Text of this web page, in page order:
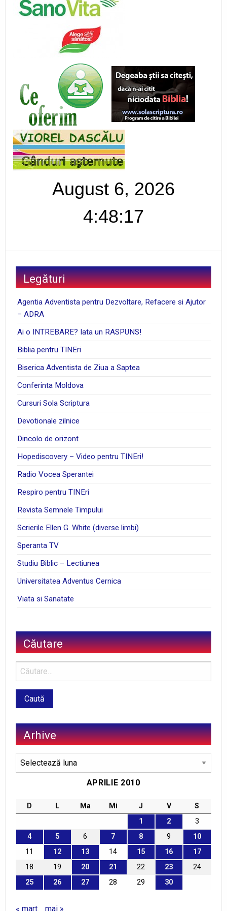
August 6, 2026
4:48:18
Legături
Agentia Adventista pentru Dezvoltare, Refacere si Ajutor
– ADRA
Ai o INTREBARE? Iata un RASPUNS!
Biblia pentru TINEri
Biserica Adventista de Ziua a Saptea
Conferinta Moldova
Cursuri Sola Scriptura
Devotionale zilnice
Dincolo de orizont
Hopediscovery – Video pentru TINEri!
Radio Vocea Sperantei
Respiro pentru TINEri
Revista Semnele Timpului
Scrierile Ellen G. White (diverse limbi)
Speranta TV
Studiu Biblic – Lectiunea
Universitatea Adventus Cernica
Viata si Sanatate
Căutare
Arhive
Arhive
APRILIE 2010
D L Ma Mi J V
S
1
2
3
4
5 6 7 8 9
10
11
12 13 14 15 16
17
18
19 20 21 22 23
24
25
26 27 28 29 30
« mart. mai »